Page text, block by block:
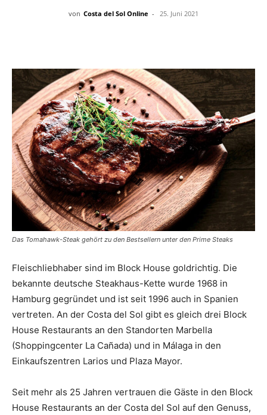
von Costa del Sol Online - 25. Juni 2021
Das Tomahawk-Steak gehört zu den Bestsellern unter den Prime Steaks
Fleischliebhaber sind im Block House goldrichtig. Die
bekannte deutsche Steakhaus-Kette wurde 1968 in
Hamburg gegründet und ist seit 1996 auch in Spanien
vertreten. An der Costa del Sol gibt es gleich drei Block
House Restaurants an den Standorten Marbella
(Shoppingcenter La Cañada) und in Málaga in den
Einkaufszentren Larios und Plaza Mayor.
Seit mehr als 25 Jahren vertrauen die Gäste in den Block
House Restaurants an der Costa del Sol auf den Genuss,